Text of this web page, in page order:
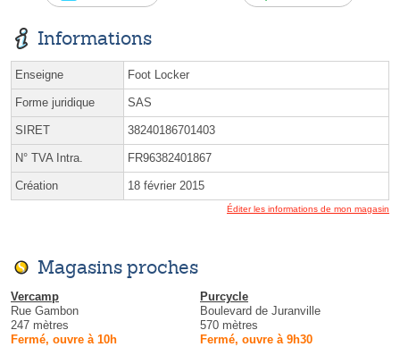
Informations
Enseigne Foot Locker
Forme juridique SAS
SIRET 38240186701403
N° TVA Intra. FR96382401867
Création 18 février 2015
Éditer les informations de mon magasin
Magasins proches
Vercamp
Rue Gambon
247 mètres
Fermé, ouvre à 10h
Purcycle
Boulevard de Juranville
570 mètres
Fermé, ouvre à 9h30